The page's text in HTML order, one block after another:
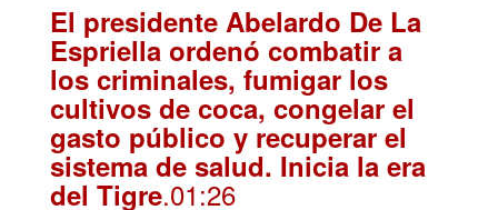
El presidente Abelardo De La
Espriella ordenó combatir a
los criminales, fumigar los
cultivos de coca, congelar el
gasto público y recuperar el
sistema de salud. Inicia la era
del Tigre.01:26